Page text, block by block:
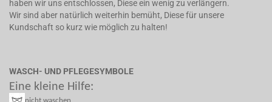
haben wir uns entschlossen, Diese ein wenig zu verlängern.
Wir sind aber natürlich weiterhin bemüht, Diese für unsere
Kundschaft so kurz wie möglich zu halten!
WASCH- UND PFLEGESYMBOLE
Eine kleine Hilfe:
nicht waschen